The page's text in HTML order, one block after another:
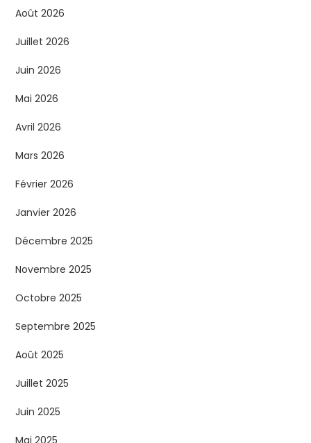
Août 2026
Juillet 2026
Juin 2026
Mai 2026
Avril 2026
Mars 2026
Février 2026
Janvier 2026
Décembre 2025
Novembre 2025
Octobre 2025
Septembre 2025
Août 2025
Juillet 2025
Juin 2025
Mai 2025